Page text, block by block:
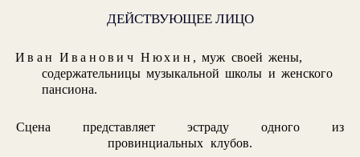
ДЕЙСТВУЮЩЕЕ ЛИЦО
Иван Иванович Нюхин , муж своей жены,
содержательницы музыкальной школы и женского
пансиона.
Сцена представляет эстраду одного из
провинциальных клубов.